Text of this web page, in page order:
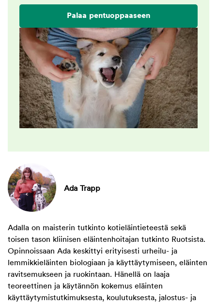
Palaa pentuoppaaseen
Ada Trapp
Adalla on maisterin tutkinto kotieläintieteestä sekä
toisen tason kliinisen eläintenhoitajan tutkinto Ruotsista.
Opinnoissaan Ada keskittyi erityisesti urheilu- ja
lemmikkieläinten biologiaan ja käyttäytymiseen, eläinten
ravitsemukseen ja ruokintaan. Hänellä on laaja
teoreettinen ja käytännön kokemus eläinten
käyttäytymistutkimuksesta, koulutuksesta, jalostus- ja